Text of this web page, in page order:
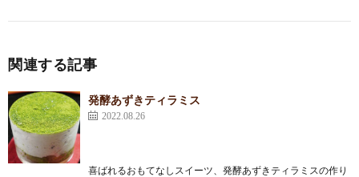
関連する記事
発酵あずきティラミス
2022.08.26
喜ばれるおもてなしスイーツ、発酵あずきティラミスの作り